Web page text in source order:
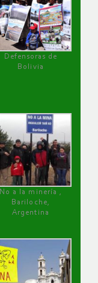
Defensoras de
Bolivia
No a la minería ,
Bariloche,
Argentina